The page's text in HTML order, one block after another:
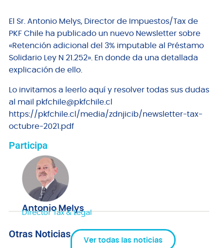
El Sr. Antonio Melys, Director de Impuestos/Tax de
PKF Chile ha publicado un nuevo Newsletter sobre
«Retención adicional del 3% imputable al Préstamo
Solidario Ley N 21.252». En donde da una detallada
explicación de ello.
Lo invitamos a leerlo aquí y resolver todas sus dudas
al mail pkfchile@pkfchile.cl
https://pkfchile.cl/media/zdnjicib/newsletter-tax-
octubre-2021.pdf
Participa
Antonio Melys
Director Tax & Legal
Otras Noticias
Ver todas las noticias